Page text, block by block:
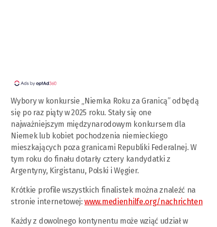
Wybory w konkursie „Niemka Roku za Granicą” odbędą
się po raz piąty w 2025 roku. Stały się one
najważniejszym międzynarodowym konkursem dla
Niemek lub kobiet pochodzenia niemieckiego
mieszkających poza granicami Republiki Federalnej. W
tym roku do finału dotarły cztery kandydatki z
Argentyny, Kirgistanu, Polski i Węgier.
Krótkie profile wszystkich finalistek można znaleźć na
stronie internetowej:www.medienhilfe.org/nachrichten
Każdy z dowolnego kontynentu może wziąć udział w